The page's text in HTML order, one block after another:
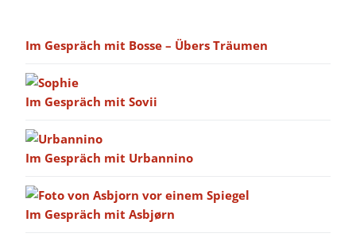
Im Gespräch mit Bosse – Übers Träumen
Im Gespräch mit Sovii
Im Gespräch mit Urbannino
Im Gespräch mit Asbjørn